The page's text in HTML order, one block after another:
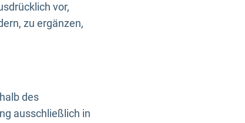
vor,
zu ergänzen,
des
ausschließlich in